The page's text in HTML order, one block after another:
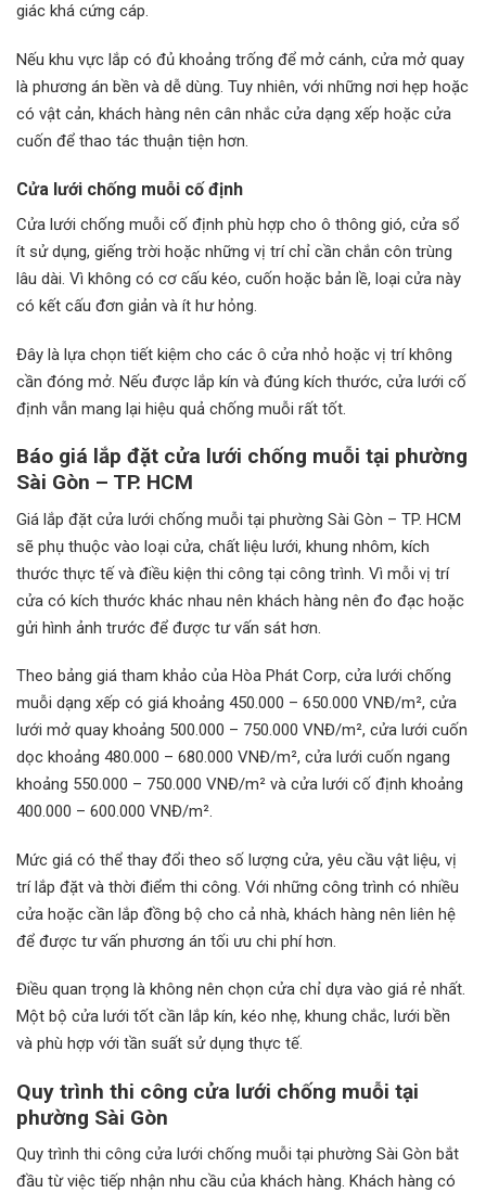
giác khá cứng cáp.
Nếu khu vực lắp có đủ khoảng trống để mở cánh, cửa mở quay
là phương án bền và dễ dùng. Tuy nhiên, với những nơi hẹp hoặc
có vật cản, khách hàng nên cân nhắc cửa dạng xếp hoặc cửa
cuốn để thao tác thuận tiện hơn.
Cửa lưới chống muỗi cố định
Cửa lưới chống muỗi cố định phù hợp cho ô thông gió, cửa sổ
ít sử dụng, giếng trời hoặc những vị trí chỉ cần chắn côn trùng
lâu dài. Vì không có cơ cấu kéo, cuốn hoặc bản lề, loại cửa này
có kết cấu đơn giản và ít hư hỏng.
Đây là lựa chọn tiết kiệm cho các ô cửa nhỏ hoặc vị trí không
cần đóng mở. Nếu được lắp kín và đúng kích thước, cửa lưới cố
định vẫn mang lại hiệu quả chống muỗi rất tốt.
Báo giá lắp đặt cửa lưới chống muỗi tại phường
Sài Gòn – TP. HCM
Giá lắp đặt cửa lưới chống muỗi tại phường Sài Gòn – TP. HCM
sẽ phụ thuộc vào loại cửa, chất liệu lưới, khung nhôm, kích
thước thực tế và điều kiện thi công tại công trình. Vì mỗi vị trí
cửa có kích thước khác nhau nên khách hàng nên đo đạc hoặc
gửi hình ảnh trước để được tư vấn sát hơn.
Theo bảng giá tham khảo của Hòa Phát Corp, cửa lưới chống
muỗi dạng xếp có giá khoảng 450.000 – 650.000 VNĐ/m², cửa
lưới mở quay khoảng 500.000 – 750.000 VNĐ/m², cửa lưới cuốn
dọc khoảng 480.000 – 680.000 VNĐ/m², cửa lưới cuốn ngang
khoảng 550.000 – 750.000 VNĐ/m² và cửa lưới cố định khoảng
400.000 – 600.000 VNĐ/m².
Mức giá có thể thay đổi theo số lượng cửa, yêu cầu vật liệu, vị
trí lắp đặt và thời điểm thi công. Với những công trình có nhiều
cửa hoặc cần lắp đồng bộ cho cả nhà, khách hàng nên liên hệ
để được tư vấn phương án tối ưu chi phí hơn.
Điều quan trọng là không nên chọn cửa chỉ dựa vào giá rẻ nhất.
Một bộ cửa lưới tốt cần lắp kín, kéo nhẹ, khung chắc, lưới bền
và phù hợp với tần suất sử dụng thực tế.
Quy trình thi công cửa lưới chống muỗi tại
phường Sài Gòn
Quy trình thi công cửa lưới chống muỗi tại phường Sài Gòn bắt
đầu từ việc tiếp nhận nhu cầu của khách hàng. Khách hàng có